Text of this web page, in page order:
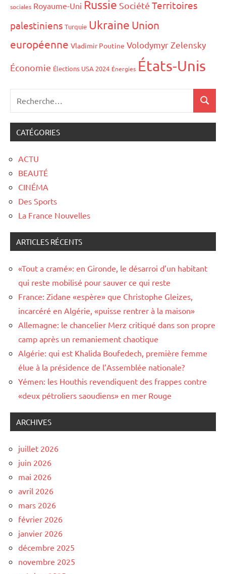
sociales Royaume-Uni Russie Société Territoires
palestiniens Turquie Ukraine Union
européenne Vladimir Poutine Volodymyr Zelensky
Économie Élections USA 2024 Énergies États-Unis
CATÉGORIES
ACTU
BEAUTÉ
CINÉMA
Des Sports
La France Nouvelles
ARTICLES RÉCENTS
«Tout a cramé»: en Gironde, le désarroi d’un habitant
qui reste mobilisé pour sauver ce qui reste
France: Zidane «espère» que Christophe Gleizes,
incarcéré en Algérie, «puisse rentrer à la maison»
Allemagne: le chancelier Merz critiqué dans son propre
camp après un remaniement chaotique
Algérie: qui est Khalida Boufedech, première femme
élue à la présidence de l’Assemblée nationale?
Yémen: les Houthis revendiquent des frappes contre
«deux pétroliers saoudiens» en mer Rouge
ARCHIVES
juillet 2026
juin 2026
mai 2026
avril 2026
mars 2026
février 2026
janvier 2026
décembre 2025
novembre 2025